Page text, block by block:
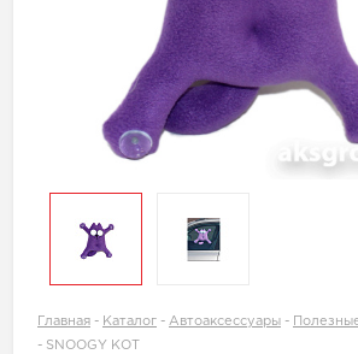
Главная - Каталог - Автоаксессуары -
- SNOOGY КОТ